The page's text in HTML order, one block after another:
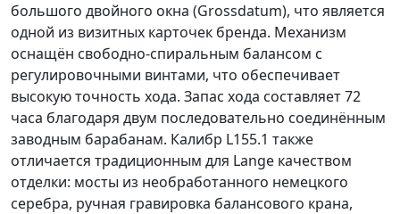
большого двойного окна (Grossdatum), что является
одной из визитных карточек бренда. Механизм
оснащён свободно-спиральным балансом с
регулировочными винтами, что обеспечивает
высокую точность хода. Запас хода составляет 72
часа благодаря двум последовательно соединённым
заводным барабанам. Калибр L155.1 также
отличается традиционным для Lange качеством
отделки: мосты из необработанного немецкого
серебра, ручная гравировка балансового крана,